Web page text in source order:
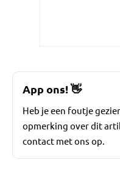
App ons!👋
Heb je een foutje
opmerking over dit
contact met ons op.